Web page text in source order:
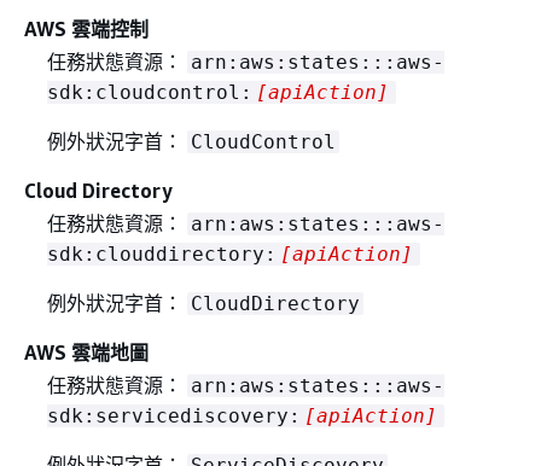
AWS 雲端控制
任務狀態資源：
arn:aws:states:::aws-
sdk:cloudcontrol: [apiAction]
例外狀況字首： CloudControl
Cloud Directory
任務狀態資源：
arn:aws:states:::aws-
sdk:clouddirectory: [apiAction]
例外狀況字首： CloudDirectory
AWS 雲端地圖
任務狀態資源：
arn:aws:states:::aws-
sdk:servicediscovery: [apiAction]